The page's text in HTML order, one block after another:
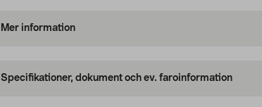
Mer information
Specifikationer, dokument och ev. faroinformation